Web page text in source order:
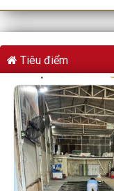
Tiêu điểm